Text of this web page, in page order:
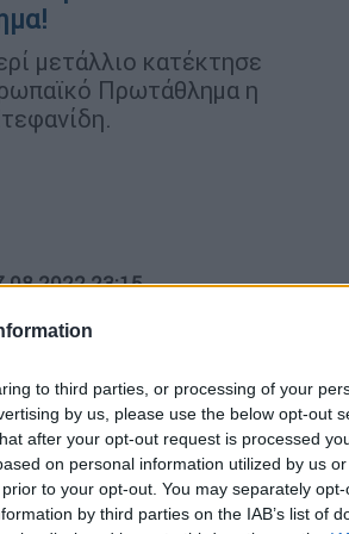
to third parties, or processing of your
by us, please use the below opt-out
after your opt-out request is processed
on personal information utilized by us
to your opt-out. You may separately
by third parties on the IAB’s list of
μετάλλιο κατέκτησε
Πρωτάθλημα η
23:15
Έως πότε είναι
- Οδηγίες για
η διαδικασία